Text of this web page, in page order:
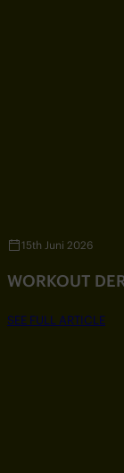
15th Juni 2026
WORKOUT
SEE FULL ARTICLE